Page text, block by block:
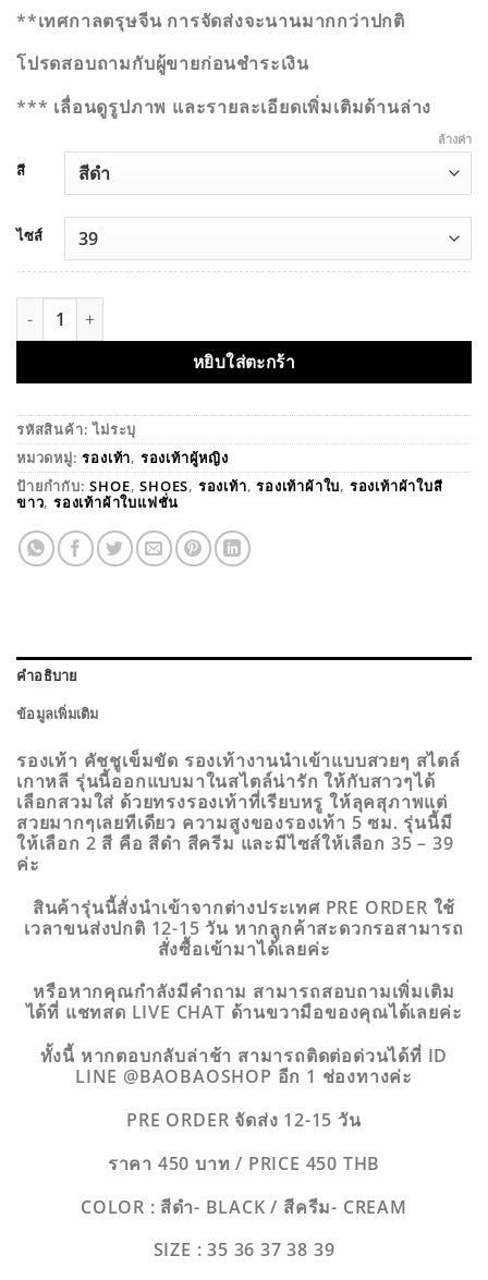
**เทศกาลตรุษจีน การจัดส่งจะนานมากกว่าปกติ
โปรดสอบถามกับผู้ขายก่อนชำระเงิน
*** เลื่อนดูรูปภาพ และรายละเอียดเพิ่มเติมด้านล่าง
สี
ไซส์
ล้างค่า
จำนวน รองเท้า คัชชูเข็มขัด ชิ้น
หยิบใส่ตะกร้า
รหัสสินค้า:ไม่ระบุ
หมวดหมู่:รองเท้า, รองเท้าผู้หญิง
ป้ายกำกับ:SHOE,SHOES, รองเท้า,รองเท้าผ้าใบ, รองเท้าผ้าใบสี
ขาว,รองเท้าผ้าใบแฟชั่น
คำอธิบาย
ข้อมูลเพิ่มเติม
รองเท้า คัชชูเข็มขัด รองเท้างานนำเข้าแบบสวยๆ สไตล์
เกาหลี รุ่นนี้ออกแบบมาในสไตล์น่ารัก ให้กับสาวๆได้
เลือกสวมใส่ ด้วยทรงรองเท้าที่เรียบหรู ให้ลุคสุภาพแต่
สวยมากๆเลยทีเดียว ความสูงของรองเท้า 5 ซม. รุ่นนี้มี
ให้เลือก 2 สี คือ สีดำ สีครีม และมีไซส์ให้เลือก 35 – 39
ค่ะ
สินค้ารุ่นนี้สั่งนำเข้าจากต่างประเทศ PRE ORDER ใช้
เวลาขนส่งปกติ 12-15 วัน หากลูกค้าสะดวกรอสามารถ
สั่งซื้อเข้ามาได้เลยค่ะ
หรือหากคุณกำลังมีคำถาม สามารถสอบถามเพิ่มเติม
ได้ที่ แชทสด LIVE CHAT ด้านขวามือของคุณได้เลยค่ะ
ทั้งนี้ หากตอบกลับล่าช้า สามารถติดต่อด่วนได้ที่ ID
LINE @BAOBAOSHOP อีก 1 ช่องทางค่ะ
PRE ORDER จัดส่ง 12-15 วัน
ราคา 450 บาท / PRICE 450 THB
COLOR : สีดำ- BLACK / สีครีม- CREAM
SIZE : 35 36 37 38 39